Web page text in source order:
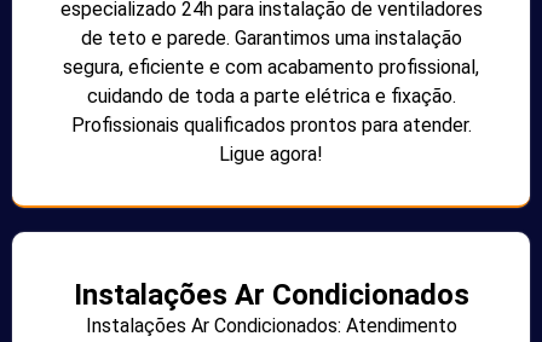
especializado 24h para instalação de ventiladores
de teto e parede. Garantimos uma instalação
segura, eficiente e com acabamento profissional,
cuidando de toda a parte elétrica e fixação.
Profissionais qualificados prontos para atender.
Ligue agora!
Instalações Ar Condicionados
Instalações Ar Condicionados: Atendimento